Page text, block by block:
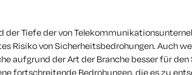
der Tiefe der von
Risiko von Sicherheitsbedrohungen. Auch
aufgrund der Art der Branche besser für
fortschreitende Bedrohungen, die es zu